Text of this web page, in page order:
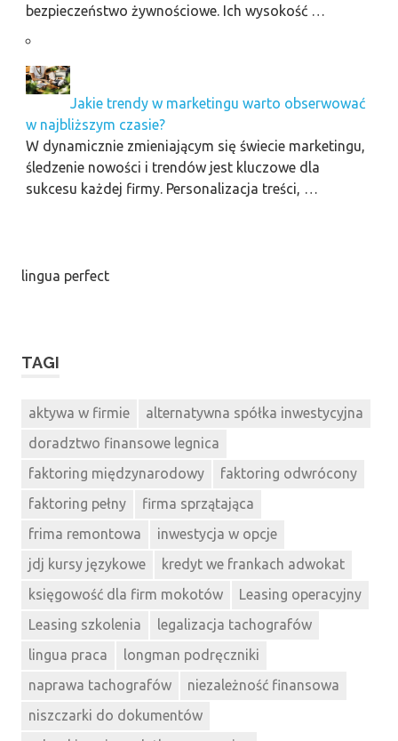
bezpieczeństwo żywnościowe. Ich wysokość …
Jakie trendy w marketingu warto obserwować
w najbliższym czasie?
W dynamicznie zmieniającym się świecie marketingu,
śledzenie nowości i trendów jest kluczowe dla
sukcesu każdej firmy. Personalizacja treści, …
lingua perfect
TAGI
aktywa w firmie
alternatywna spółka inwestycyjna
doradztwo finansowe legnica
faktoring międzynarodowy
faktoring odwrócony
faktoring pełny
firma sprzątająca
frima remontowa
inwestycja w opcje
jdj kursy językowe
kredyt we frankach adwokat
księgowość dla firm mokotów
Leasing operacyjny
Leasing szkolenia
legalizacja tachografów
lingua praca
longman podręczniki
naprawa tachografów
niezależność finansowa
niszczarki do dokumentów